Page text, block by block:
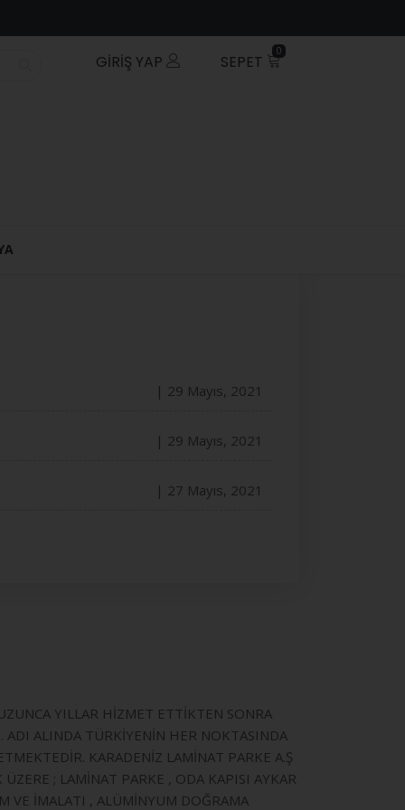
GIRIŞ YAP SEPET
0
| 29 Mayıs, 2021
| 29 Mayıs, 2021
| 27 Mayıs, 2021
YILLAR HİZMET ETTİKTEN SONRA
ADI ALINDA TÜRKİYENİN HER NOKTASINDA
KARADENİZ LAMİNAT PARKE A.Ş
; LAMİNAT PARKE , ODA KAPISI AYKAR
VE İMALATI , ALÜMİNYUM DOĞRAMA